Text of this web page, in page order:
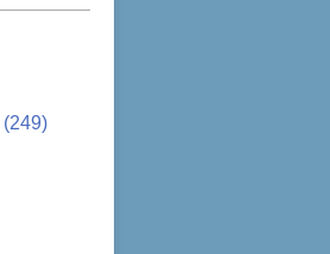
(249)